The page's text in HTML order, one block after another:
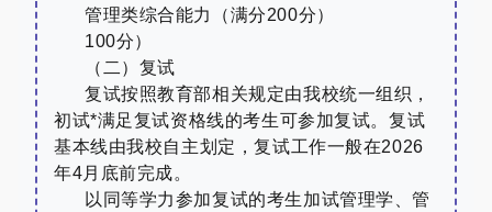
管理类综合能力（满分200分）
100分）
（二）复试
复试按照教育部相关规定由我校统一组织，
初试*满足复试资格线的考生可参加复试。复试
基本线由我校自主划定，复试工作一般在2026
年4月底前完成。
以同等学力参加复试的考生加试管理学、管